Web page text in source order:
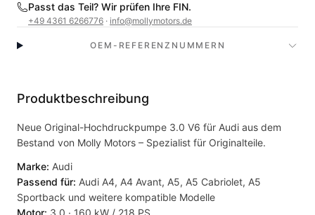
Passt das Teil? Wir prüfen Ihre FIN.
+49 4361 6266776 · info@mollymotors.de
OEM-REFERENZNUMMERN
Produktbeschreibung
Neue Original-Hochdruckpumpe 3.0 V6 für Audi aus dem
Bestand von Molly Motors – Spezialist für Originalteile.
Marke: Audi
Passend für: Audi A4, A4 Avant, A5, A5 Cabriolet, A5
Sportback und weitere kompatible Modelle
Motor: 3.0 · 160 kW / 218 PS